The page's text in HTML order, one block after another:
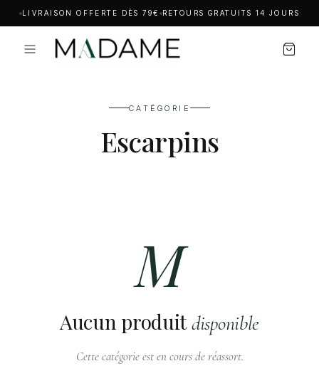
LIVRAISON OFFERTE DÈS 79€ RETOURS GRATUITS 14 JOURS
CATÉGORIE
Escarpins
M
Aucun produitdisponible
Cette catégorie est en cours de réassort.